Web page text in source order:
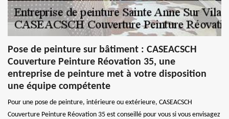
Pose de peinture sur bâtiment : CASEACSCH
Couverture Peinture Réovation 35, une
entreprise de peinture met à votre disposition
une équipe compétente
Pour une pose de peinture, intérieure ou extérieure, CASEACSCH
Couverture Peinture Réovation 35 est conseillé pour vous si vous envisagez